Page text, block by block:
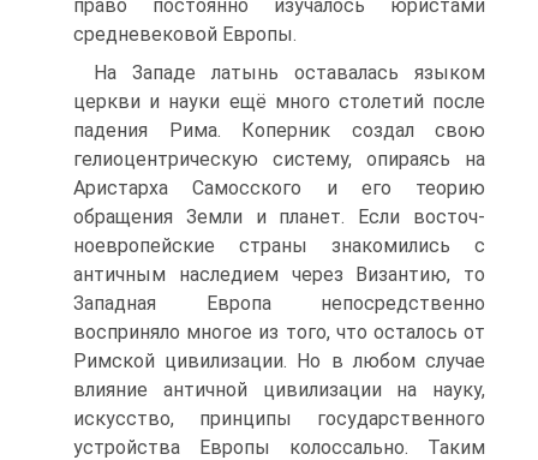
право постоянно изучалось юристами
средневековой Европы.
На Западе латынь оставалась языком
церкви и науки ещё много столетий по­сле
падения Рима. Коперник создал свою
гелиоцентрическую систему, опираясь на
Аристарха Самосского и его теорию
обращения Земли и планет. Если восточ­
ноевропейские страны знакомились с
античным наследием через Византию, то
Западная Европа непосредственно
восприняло многое из того, что осталось от
Римской цивилизации. Но в любом случае
влияние античной цивилизации на науку,
искусство, принципы государственного
устройства Европы колоссально. Таким